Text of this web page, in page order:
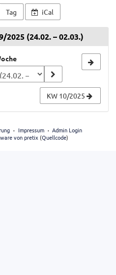
Tag iCal
(24.02. – 02.03.)
KW 10/2025
Impressum
Admin Login
von pretix (Quellcode)